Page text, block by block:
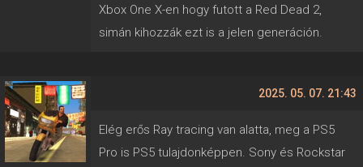
Xbox One X-en hogy futott a Red Dead 2,
simán kihozzák ezt is a jelen generáción.
2025. 05. 07. 21:43
Elég erős Ray tracing van alatta, meg a PS5
Pro is PS5 tulajdonképpen. Sony és Rockstar